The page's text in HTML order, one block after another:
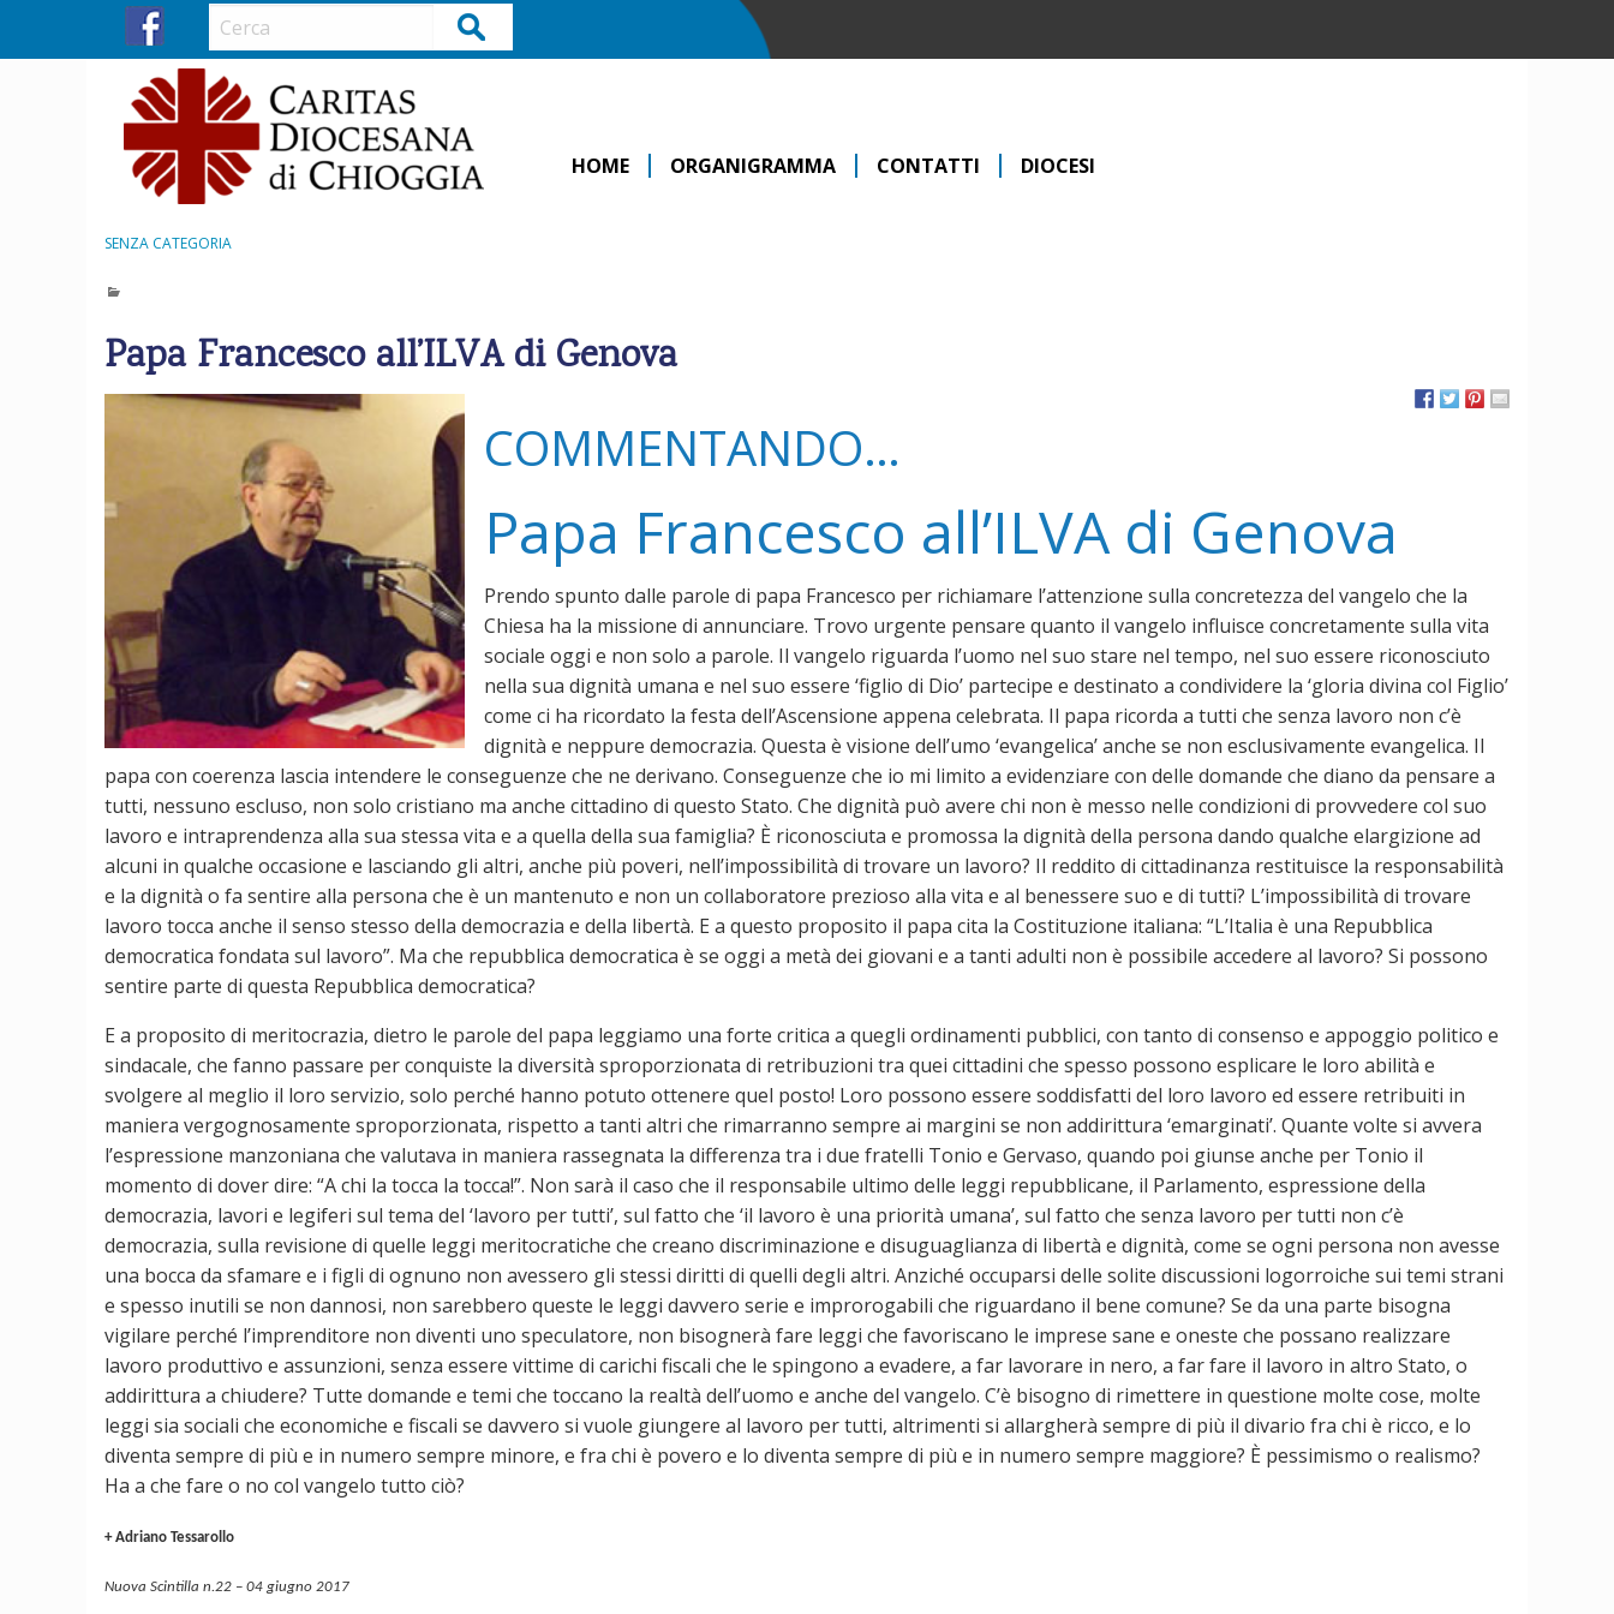
Cerca
HOME ORGANIGRAMMA CONTATTI DIOCESI
SENZA CATEGORIA
Papa Francesco all’ILVA di Genova
COMMENTANDO…
Papa Francesco all’ILVA di Genova
Prendo spunto dalle parole di papa Francesco per richiamare l’attenzione sulla concretezza del vangelo che la
Chiesa ha la missione di annunciare. Trovo urgente pensare quanto il vangelo influisce concretamente sulla vita
sociale oggi e non solo a parole. Il vangelo riguarda l’uomo nel suo stare nel tempo, nel suo essere riconosciuto
nella sua dignità umana e nel suo essere ‘figlio di Dio’ partecipe e destinato a condividere la ‘gloria divina col Figlio’
come ci ha ricordato la festa dell’Ascensione appena celebrata. Il papa ricorda a tutti che senza lavoro non c’è
dignità e neppure democrazia. Questa è visione dell’umo ‘evangelica’ anche se non esclusivamente evangelica. Il
papa con coerenza lascia intendere le conseguenze che ne derivano. Conseguenze che io mi limito a evidenziare con delle domande che diano da pensare a
tutti, nessuno escluso, non solo cristiano ma anche cittadino di questo Stato. Che dignità può avere chi non è messo nelle condizioni di provvedere col suo
lavoro e intraprendenza alla sua stessa vita e a quella della sua famiglia? È riconosciuta e promossa la dignità della persona dando qualche elargizione ad
alcuni in qualche occasione e lasciando gli altri, anche più poveri, nell’impossibilità di trovare un lavoro? Il reddito di cittadinanza restituisce la responsabilità
e la dignità o fa sentire alla persona che è un mantenuto e non un collaboratore prezioso alla vita e al benessere suo e di tutti? L’impossibilità di trovare
lavoro tocca anche il senso stesso della democrazia e della libertà. E a questo proposito il papa cita la Costituzione italiana: “L’Italia è una Repubblica
democratica fondata sul lavoro”. Ma che repubblica democratica è se oggi a metà dei giovani e a tanti adulti non è possibile accedere al lavoro? Si possono
sentire parte di questa Repubblica democratica?
E a proposito di meritocrazia, dietro le parole del papa leggiamo una forte critica a quegli ordinamenti pubblici, con tanto di consenso e appoggio politico e
sindacale, che fanno passare per conquiste la diversità sproporzionata di retribuzioni tra quei cittadini che spesso possono esplicare le loro abilità e
svolgere al meglio il loro servizio, solo perché hanno potuto ottenere quel posto! Loro possono essere soddisfatti del loro lavoro ed essere retribuiti in
maniera vergognosamente sproporzionata, rispetto a tanti altri che rimarranno sempre ai margini se non addirittura ‘emarginati’. Quante volte si avvera
l’espressione manzoniana che valutava in maniera rassegnata la differenza tra i due fratelli Tonio e Gervaso, quando poi giunse anche per Tonio il
momento di dover dire: “A chi la tocca la tocca!”. Non sarà il caso che il responsabile ultimo delle leggi repubblicane, il Parlamento, espressione della
democrazia, lavori e legiferi sul tema del ‘lavoro per tutti’, sul fatto che ‘il lavoro è una priorità umana’, sul fatto che senza lavoro per tutti non c’è
democrazia, sulla revisione di quelle leggi meritocratiche che creano discriminazione e disuguaglianza di libertà e dignità, come se ogni persona non avesse
una bocca da sfamare e i figli di ognuno non avessero gli stessi diritti di quelli degli altri. Anziché occuparsi delle solite discussioni logorroiche sui temi strani
e spesso inutili se non dannosi, non sarebbero queste le leggi davvero serie e improrogabili che riguardano il bene comune? Se da una parte bisogna
vigilare perché l’imprenditore non diventi uno speculatore, non bisognerà fare leggi che favoriscano le imprese sane e oneste che possano realizzare
lavoro produttivo e assunzioni, senza essere vittime di carichi fiscali che le spingono a evadere, a far lavorare in nero, a far fare il lavoro in altro Stato, o
addirittura a chiudere? Tutte domande e temi che toccano la realtà dell’uomo e anche del vangelo. C’è bisogno di rimettere in questione molte cose, molte
leggi sia sociali che economiche e fiscali se davvero si vuole giungere al lavoro per tutti, altrimenti si allargherà sempre di più il divario fra chi è ricco, e lo
diventa sempre di più e in numero sempre minore, e fra chi è povero e lo diventa sempre di più e in numero sempre maggiore? È pessimismo o realismo?
Ha a che fare o no col vangelo tutto ciò?
+ Adriano Tessarollo
Nuova Scintilla n.22 – 04 giugno 2017